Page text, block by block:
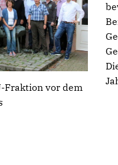
Fraktion vor dem